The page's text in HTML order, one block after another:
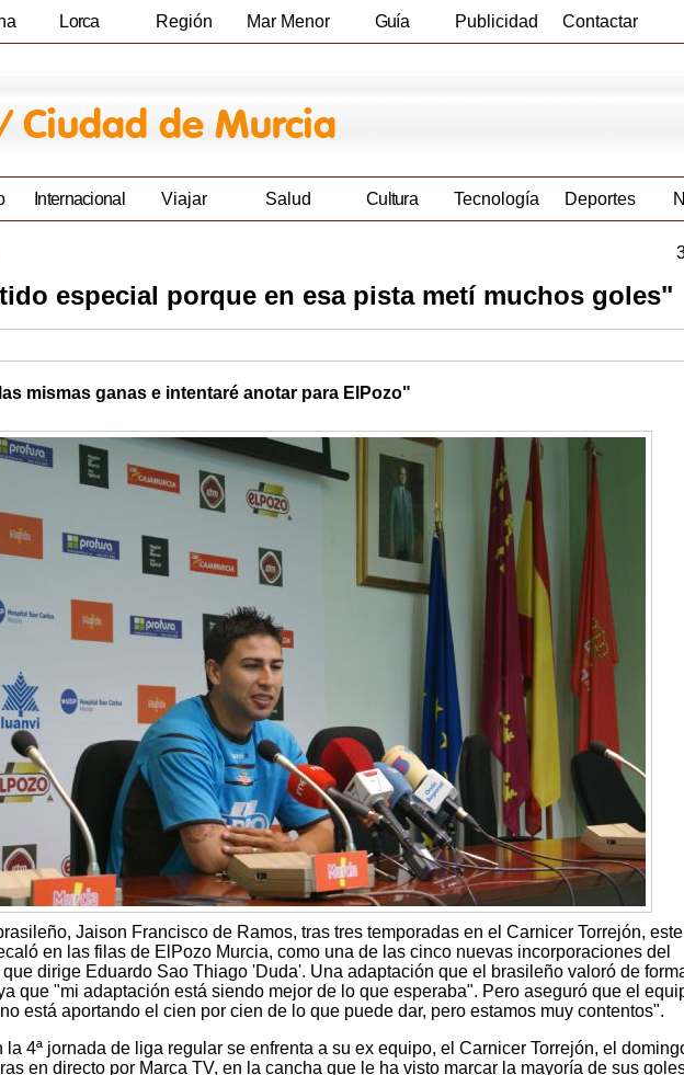
Lorca Región Mar Menor Guía Publicidad Contactar
Internacional Viajar Salud Cultura Tecnología Deportes
especial porque en esa pista metí muchos goles"
mismas ganas e intentaré anotar para ElPozo"
Jaison Francisco de Ramos, tras tres temporadas en el Carnicer Torrejón, este
en las filas de ElPozo Murcia, como una de las cinco nuevas incorporaciones del
dirige Eduardo Sao Thiago 'Duda'. Una adaptación que el brasileño valoró de
que "mi adaptación está siendo mejor de lo que esperaba". Pero aseguró que el
está aportando el cien por cien de lo que puede dar, pero estamos muy contentos".
la 4ª jornada de liga regular se enfrenta a su ex equipo, el Carnicer Torrejón, el
en directo por Marca TV, en la cancha que le ha visto marcar la mayoría de sus